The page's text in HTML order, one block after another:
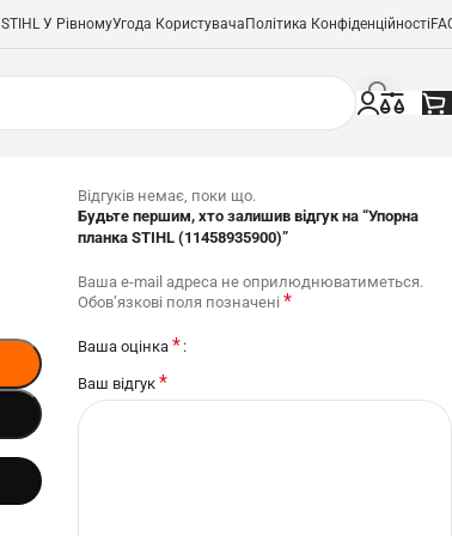
STIHL У РівномуУгода Користувача Політика Конфіденційності
Відгуків немає, поки що.
Будьте першим, хто залишив відгук на “Упорна
планка STIHL (11458935900)”
Ваша e-mail адреса не оприлюднюватиметься.
Обов’язкові поля позначені *
Ваша оцінка *
Ваш відгук *